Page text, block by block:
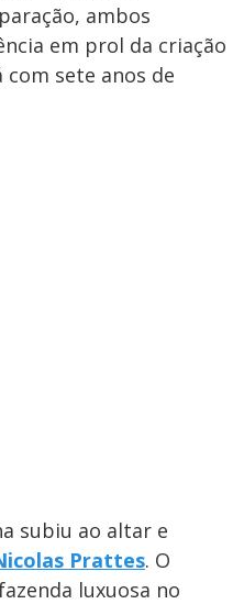
ambos
em prol da criação
sete anos de
subiu ao altar e
Prattes. O
luxuosa no